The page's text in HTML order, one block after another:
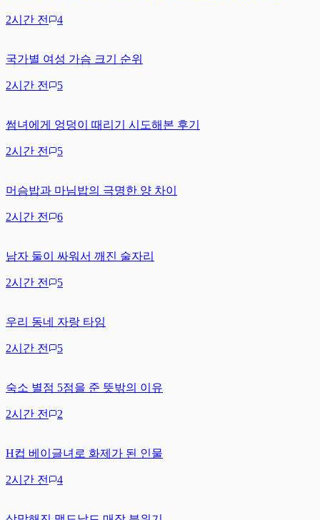
2시간 전 4
국가별 여성 가슴 크기 순위
2시간 전 5
썸녀에게 엉덩이 때리기 시도해본 후기
2시간 전 5
머슴밥과 마님밥의 극명한 양 차이
2시간 전 6
남자 둘이 싸워서 깨진 술자리
2시간 전 5
우리 동네 자랑 타임
2시간 전 5
숙소 별점 5점을 준 뜻밖의 이유
2시간 전 2
H컵 베이글녀로 화제가 된 인물
2시간 전 4